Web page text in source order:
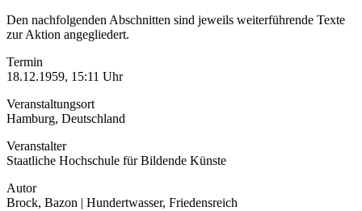
Den nachfolgenden Abschnitten sind jeweils weiterführende Texte
zur Aktion angegliedert.
Termin
18.12.1959, 15:11 Uhr
Veranstaltungsort
Hamburg, Deutschland
Veranstalter
Staatliche Hochschule für Bildende Künste
Autor
Brock, Bazon | Hundertwasser, Friedensreich